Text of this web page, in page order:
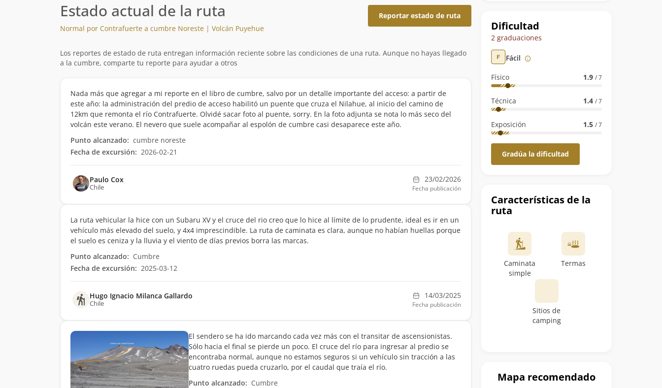
ruta
Dificultad
2 graduaciones
Fácil
Físico 1.9 / 7
Técnica 1.4 / 7
Exposición 1.5 / 7
Gradúa la dificultad
Características de la
ruta
Caminata
simple
Termas
Sitios de
camping
Mapa recomendado
Estado actual de la ruta
Normal por Contrafuerte a cumbre Noreste | Volcán Puyehue
Reportar estado de ruta
Los reportes de estado de ruta entregan información reciente sobre las condiciones de una ruta. Aunque no hayas llegado
a la cumbre, comparte tu reporte para ayudar a otros
Nada más que agregar a mi reporte en el libro de cumbre, salvo por un detalle importante del acceso: a partir de
este año: la administración del predio de acceso habilitó un puente que cruza el Nilahue, al inicio del camino de
12km que remonta el río Contrafuerte. Olvidé sacar foto al puente, sorry. En la foto adjunta se nota lo más seco del
volcán este verano. El nevero que suele acompañar al espolón de cumbre casi desaparece este año.
Punto alcanzado: cumbre noreste
Fecha de excursión: 2026-02-21
Paulo Cox
Chile
23/02/2026
Fecha publicación
La ruta vehicular la hice con un Subaru XV y el cruce del rio creo que lo hice al límite de lo prudente, ideal es ir en un
vehículo más elevado del suelo, y 4x4 imprescindible. La ruta de caminata es clara, aunque no habían huellas porque
el suelo es ceniza y la lluvia y el viento de días previos borra las marcas.
Punto alcanzado: Cumbre
Fecha de excursión: 2025-03-12
Hugo Ignacio Milanca Gallardo
Chile
14/03/2025
Fecha publicación
El sendero se ha ido marcando cada vez más con el transitar de ascensionistas.
Sólo hacia el final se pierde un poco. El cruce del río para ingresar al predio se
encontraba normal, aunque no estamos seguros si un vehículo sin tracción a las
cuatro ruedas pueda cruzarlo, por el caudal que traía el río.
Punto alcanzado: Cumbre